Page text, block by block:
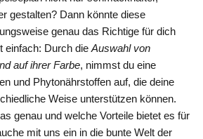
gestalten? Dann könnte diese
genau das Richtige für dich
einfach: Durch die Auswahl von
auf ihrer Farbe, nimmst du eine
und Phytonährstoffen auf, die deine
Weise unterstützen können.
genau und welche Vorteile bietet es für
mit uns ein in die bunte Welt der